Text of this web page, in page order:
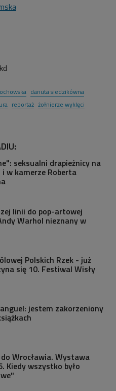
danuta siedzikówna
reportaż żołnierze wyklęci
seksualni drapieżnicy na
i w kamerze Roberta
linii do pop-artowej
Warhol nieznany w
Polskich Rzek - już
się 10. Festiwal Wisły
jestem zakorzeniony
Wrocławia. Wystawa
Kiedy wszystko było